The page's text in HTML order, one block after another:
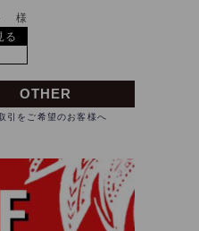
様
る
OTHER
引をご希望のお客様へ